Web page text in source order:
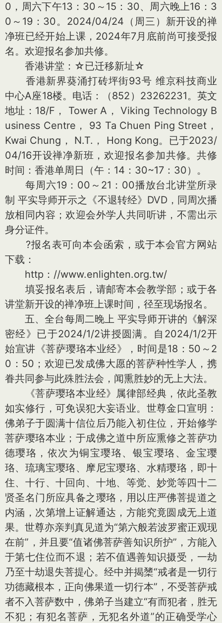
0，周六下午13：30～15：30、周六晚上16：3
0～19：30。2024/04/24（周三）新开设的禅
净班已经开始上课，2024年7月底前尚可接受报
名。欢迎报名参加共修。
香港讲堂：☆已迁移新址☆
香港新界葵涌打砖坪街93号 维京科技商业
中心A座18楼。电话：（852）23262231。英文
地址：18/F， Tower A， Viking Technology B
usiness Centre， 93 Ta Chuen Ping Street，
Kwai Chung， N.T.， Hong Kong。已于2023/
04/16开设禅净新班，欢迎报名参加共修。共修
时间：香港单周日（午：14：30~17：30）。
每周六19：00～21：00播放台北讲堂所录
制 平实导师开示之《不退转经》DVD，同周次播
放相同内容；欢迎会外学人共同听讲，不需出示
身分证件。
?报名表可向本会函索，或于本会官方网站
下载：
http：//www.enlighten.org.tw/
填妥报名表后，请邮寄本会教学部；或于各
讲堂新开设的禅净班上课时间，径至现场报名。
五、全台每周二晚上 平实导师开讲的《解深
密经》已于2024/1/2讲授圆满。自2024/1/2开
始宣讲《菩萨璎珞本业经》，时间是18：50～2
0：50；欢迎已发成佛大愿的菩萨种性学人，携
眷共同参与此殊胜法会，闻熏胜妙的无上大法。
《菩萨璎珞本业经》属律部经典，依此圣教
如实修行，可免误犯大妄语业。世尊金口宣明：
佛弟子于圆满十信位后乃能入初住位，开始修学
菩萨璎珞本业；于成佛之道中所应熏修之菩萨功
德璎珞，依次为铜宝璎珞、银宝璎珞、金宝璎
珞、琉璃宝璎珞、摩尼宝璎珞、水精璎珞，即十
住、十行、十回向、十地、等觉、妙觉等四十二
贤圣名门所应具备之璎珞，用以庄严佛菩提道之
内涵，次第增上证解通达，方能究竟圆成无上道
果。世尊亦亲判真见道为“第六般若波罗蜜正观现
在前”，并且要“值诸佛菩萨善知识所护”，方能入
于第七住位而不退；若不值遇善知识摄受，一劫
乃至十劫退失菩提心。经中并揭橥“戒者是一切行
功德藏根本，正向佛果道一切行本”，不受菩萨戒
者不入菩萨数中，佛弟子当建立“有而犯者，胜无
不犯；有犯名菩萨，无犯名外道”的正确受学心